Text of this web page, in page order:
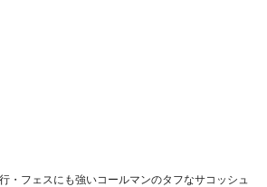
・フェスにも強いコールマンのタフなサコッシュ